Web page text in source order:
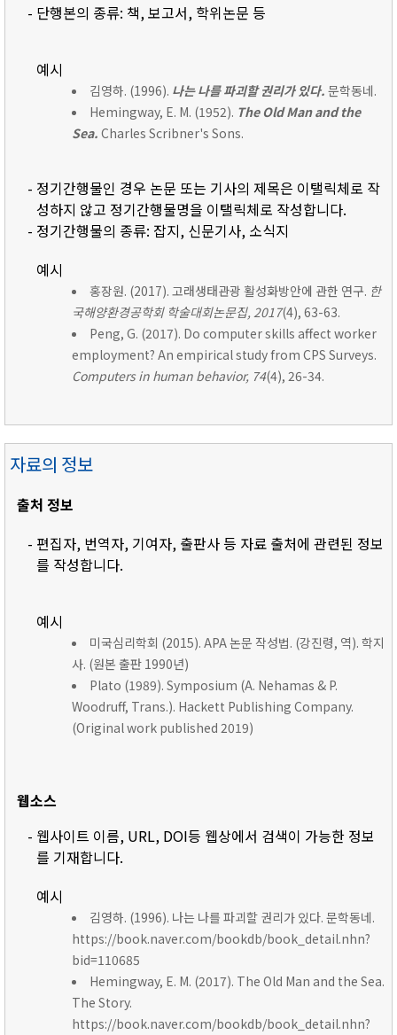
- 단행본의 종류: 책, 보고서, 학위논문 등
예시
김영하. (1996). 나는 나를 파괴할 권리가 있다. 문학동네.
Hemingway, E. M. (1952). The Old Man and the
Sea. Charles Scribner's Sons.
- 정기간행물인 경우 논문 또는 기사의 제목은 이탤릭체로 작
성하지 않고 정기간행물명을 이탤릭체로 작성합니다.
- 정기간행물의 종류: 잡지, 신문기사, 소식지
예시
홍장원. (2017). 고래생태관광 활성화방안에 관한 연구. 한
국해양환경공학회 학술대회논문집, 2017(4), 63-63.
Peng, G. (2017). Do computer skills affect worker
employment? An empirical study from CPS Surveys.
Computers in human behavior, 74(4), 26-34.
자료의 정보
출처 정보
- 편집자, 번역자, 기여자, 출판사 등 자료 출처에 관련된 정보
를 작성합니다.
예시
미국심리학회 (2015). APA 논문 작성법. (강진령, 역). 학지
사. (원본 출판 1990년)
Plato (1989). Symposium (A. Nehamas & P.
Woodruff, Trans.). Hackett Publishing Company.
(Original work published 2019)
웹소스
- 웹사이트 이름, URL, DOI등 웹상에서 검색이 가능한 정보
를 기재합니다.
예시
김영하. (1996). 나는 나를 파괴할 권리가 있다. 문학동네.
https://book.naver.com/bookdb/book_detail.nhn?
bid=110685
Hemingway, E. M. (2017). The Old Man and the Sea.
The Story.
https://book.naver.com/bookdb/book_detail.nhn?